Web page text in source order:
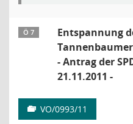
Ö 7
Entspannung
- Antrag der
21.11.2011 -
VO/0993/11